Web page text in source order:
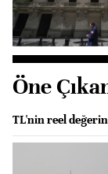
Öne
TL'nin reel